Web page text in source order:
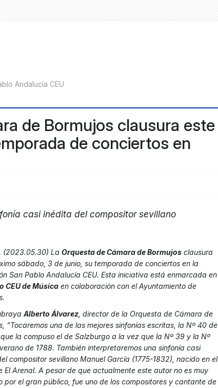
de Bormujos clausura este
de conciertos en
casi inédita del compositor sevillano
(2023.05.30) La Orquesta de Cámara de Bormujos clausura
sábado, 3 de junio, su temporada de conciertos en la
San Pablo Andalucía CEU. Esta iniciativa está enmarcada en
CEU de Música en colaboración con el Ayuntamiento de
Alberto Álvarez , director de la Orquesta de Cámara de
“Tocaremos una de las mejores sinfonías escritas, la Nº 40 de
la compuso el de Salzburgo a la vez que la Nº 39 y la Nº
de 1788. También interpretaremos una sinfonía casi
compositor sevillano Manuel García (1775-1832), nacido en el
El Arenal. A pesar de que actualmente este autor no es muy
por el gran público, fue uno de los compositores y cantante de